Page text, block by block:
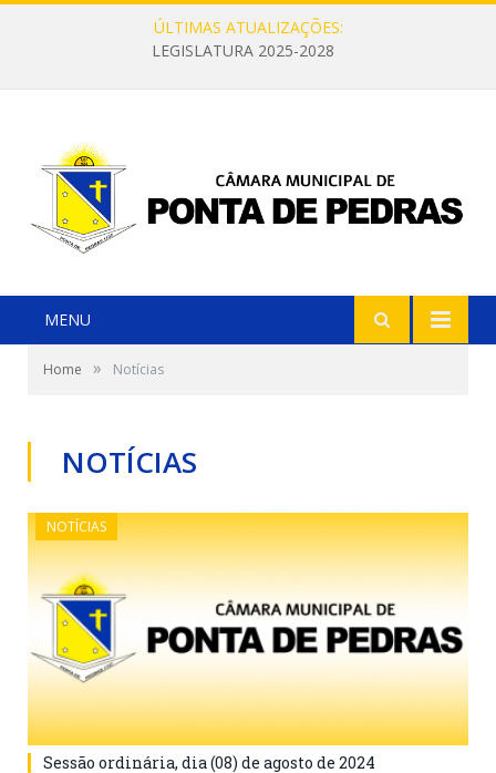
ÚLTIMAS ATUALIZAÇÕES:
LEGISLATURA 2025-2028
MENU
Home » Notícias
NOTÍCIAS
NOTÍCIAS
Sessão ordinária, dia (08) de agosto de 2024